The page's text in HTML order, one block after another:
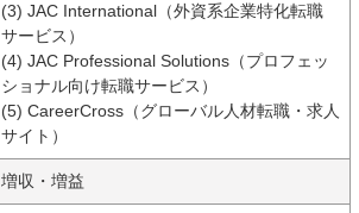
(3) JAC International（外資系企業特化転職
サービス）
(4) JAC Professional Solutions（プロフェッ
ショナル向け転職サービス）
(5) CareerCross（グローバル人材転職・求人
サイト）
増収・増益